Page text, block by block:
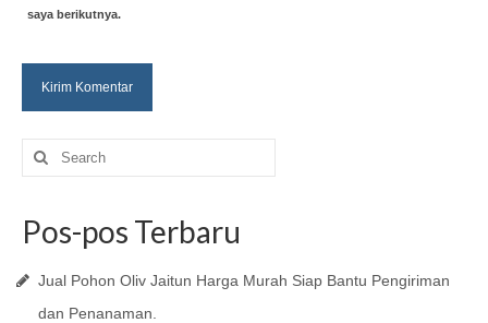
saya berikutnya.
Search
for:
Pos-pos Terbaru
Jual Pohon Oliv Jaitun Harga Murah Siap Bantu Pengiriman
dan Penanaman.